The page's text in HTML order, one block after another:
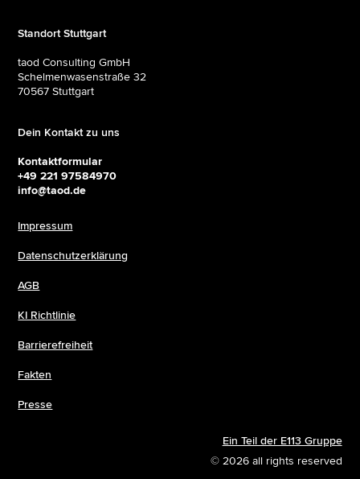
Standort Stuttgart
taod Consulting GmbH
Schelmenwasenstraße 32
70567 Stuttgart
Dein Kontakt zu uns
Kontaktformular
+49 221 97584970
info@taod.de
Impressum
Datenschutzerklärung
AGB
KI Richtlinie
Barrierefreiheit
Fakten
Presse
Ein Teil der E113 Gruppe
© 2026 all rights reserved